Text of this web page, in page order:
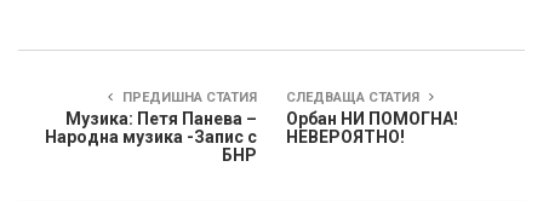
ПРЕДИШНА СТАТИЯ
Музика: Петя Панева –
Народна музика -Запис с
БНР
СЛЕДВАЩА СТАТИЯ
Орбан НИ ПОМОГНА!
НЕВЕРОЯТНО!